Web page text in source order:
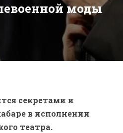
моды
секретами и
в исполнении
театра.